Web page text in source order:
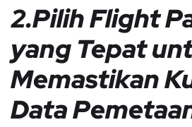
2.Pilih Flight
yang Tepat
Memastikan
Data